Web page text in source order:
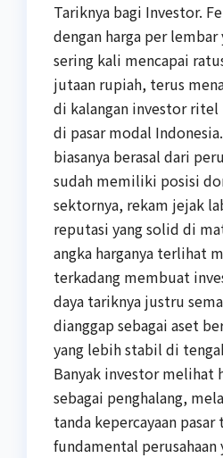
Tariknya bagi Investor.
dengan harga per
sering kali mencapai
jutaan rupiah, terus
di kalangan investor
di pasar modal
biasanya berasal dari
sudah memiliki posisi
sektornya, rekam jejak
reputasi yang solid di
angka harganya terlihat
terkadang membuat
daya tariknya justru
dianggap sebagai aset
yang lebih stabil di
Banyak investor melihat
sebagai penghalang,
tanda kepercayaan pasar
fundamental perusahaan